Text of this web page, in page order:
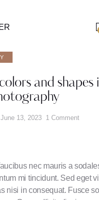
and shapes
June 13, 2023 1 Comment
nec mauris a
mi tincidunt. Sed eget
nisi in consequat. Fusce